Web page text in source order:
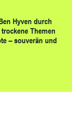
Hyven durch
Themen
– souverän und